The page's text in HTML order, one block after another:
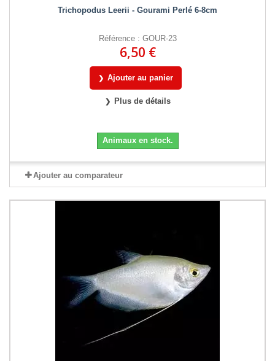
Trichopodus Leerii - Gourami Perlé 6-8cm
Référence : GOUR-23
6,50 €
Ajouter au panier
Plus de détails
Animaux en stock.
Ajouter au comparateur